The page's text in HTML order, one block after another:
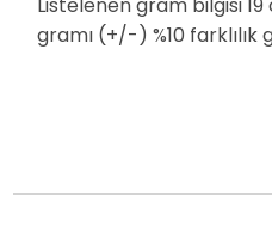
Listelenen gram bilgisi
gramı (+/-) %10